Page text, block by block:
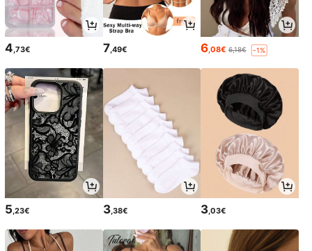
4,73€ 7,49€ 6,08€ 6,18€ -1%
5,23€ 3,38€ 3,03€